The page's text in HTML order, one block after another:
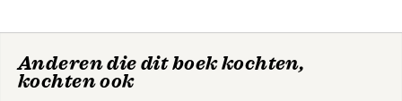
Hoofdrubriek: Economie ,Juridisch
Jongbloed:
Onroerend goed recht [vastgoed]
Serie:
Anderen die dit boek kochten,
kochten ook